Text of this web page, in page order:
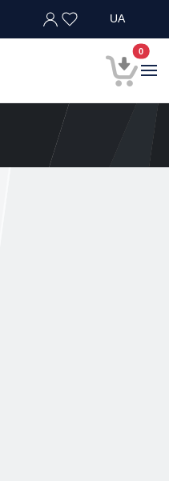
UA
0В